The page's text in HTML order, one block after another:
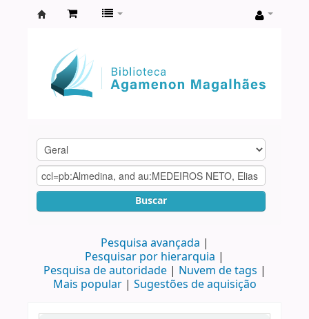
Agamenon
Magalhães
Buscar
Pesquisa avançada
Pesquisar por hierarquia
Pesquisa de autoridade
Nuvem de tags
Mais popular
Sugestões de aquisição